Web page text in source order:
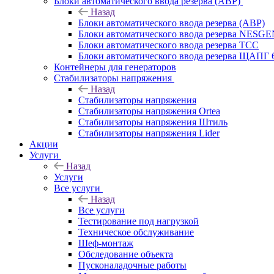
Назад
Блоки автоматического ввода резерва (АВР)
Блоки автоматического ввода резерва
Блоки автоматического ввода резерва ТСС
Блоки автоматического ввода резерва ЩАПГ
Контейнеры для генераторов
Стабилизаторы напряжения
Назад
Стабилизаторы напряжения
Стабилизаторы напряжения Ortea
Стабилизаторы напряжения Штиль
Стабилизаторы напряжения Lider
Акции
Услуги
Назад
Услуги
Все услуги
Назад
Все услуги
Тестирование под нагрузкой
Техническое обслуживание
Шеф-монтаж
Обследование объекта
Пусконаладочные работы